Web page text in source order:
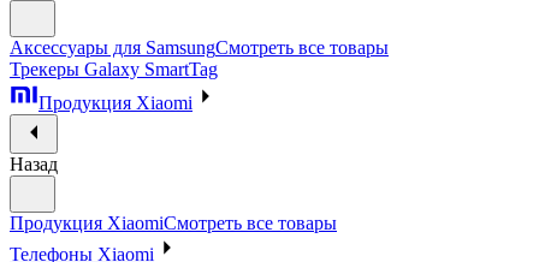
Аксессуары для SamsungСмотреть все товары
Трекеры Galaxy SmartTag
Продукция Xiaomi
Назад
Продукция XiaomiСмотреть все товары
Телефоны Xiaomi